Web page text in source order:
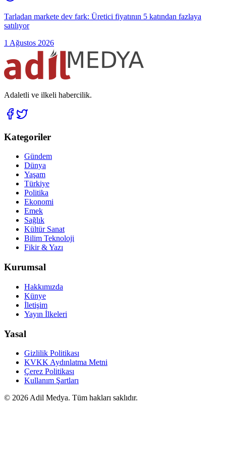
Tarladan markete dev fark: Üretici fiyatının 5 katından fazlaya
satılıyor
1 Ağustos 2026
Adaletli ve ilkeli habercilik.
Kategoriler
Gündem
Dünya
Yaşam
Türkiye
Politika
Ekonomi
Emek
Sağlık
Kültür Sanat
Bilim Teknoloji
Fikir & Yazı
Kurumsal
Hakkımızda
Künye
İletişim
Yayın İlkeleri
Yasal
Gizlilik Politikası
KVKK Aydınlatma Metni
Çerez Politikası
Kullanım Şartları
© 2026 Adil Medya. Tüm hakları saklıdır.